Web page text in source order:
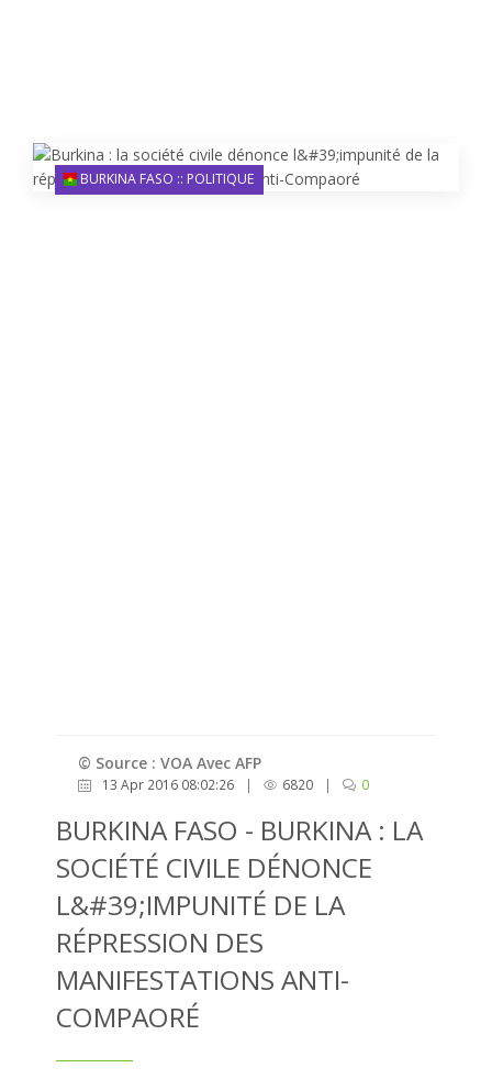
BURKINA FASO :: POLITIQUE
© Source : VOA Avec AFP
13 Apr 2016 08:02:26 | 6820 | 0
BURKINA FASO - BURKINA : LA
SOCIÉTÉ CIVILE DÉNONCE
L&#39;IMPUNITÉ DE LA
RÉPRESSION DES
MANIFESTATIONS ANTI-
COMPAORÉ